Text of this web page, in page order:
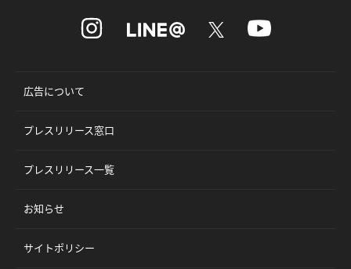
広告について
プレスリリース窓口
プレスリリース一覧
お知らせ
サイトポリシー